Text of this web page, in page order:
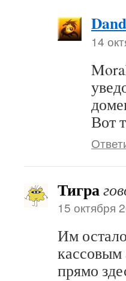
14
Вот
Тигра
15 октября
Им
кассовым
прямо